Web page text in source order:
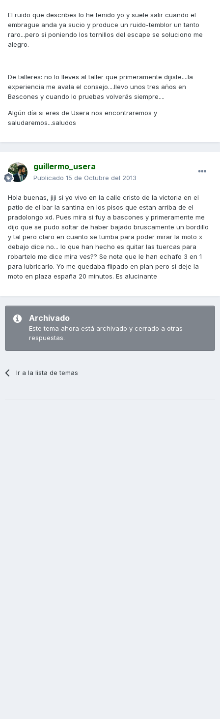
El ruido que describes lo he tenido yo y suele salir cuando el
embrague anda ya sucio y produce un ruido-temblor un tanto
raro...pero si poniendo los tornillos del escape se soluciono me
alegro.
De talleres: no lo lleves al taller que primeramente dijiste....la
experiencia me avala el consejo....llevo unos tres años en
Bascones y cuando lo pruebas volverás siempre....
Algún día si eres de Usera nos encontraremos y
saludaremos...saludos
guillermo_usera
Publicado 15 de Octubre del 2013
Hola buenas, jiji si yo vivo en la calle cristo de la victoria en el
patio de el bar la santina en los pisos que estan arriba de el
pradolongo xd. Pues mira si fuy a bascones y primeramente me
dijo que se pudo soltar de haber bajado bruscamente un bordillo
y tal pero claro en cuanto se tumba para poder mirar la moto x
debajo dice no... lo que han hecho es quitar las tuercas para
robartelo me dice mira ves?? Se nota que le han echafo 3 en 1
para lubricarlo. Yo me quedaba flipado en plan pero si deje la
moto en plaza españa 20 minutos. Es alucinante
Archivado
Este tema ahora está archivado y cerrado a otras
respuestas.
Ir a la lista de temas